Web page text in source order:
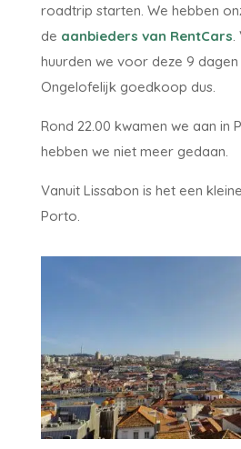
roadtrip starten. We hebben
de aanbieders van RentCars
huurden we voor deze 9 dagen
Ongelofelijk goedkoop dus.
Rond 22.00 kwamen we aan in
hebben we niet meer gedaan.
Vanuit Lissabon is het een
Porto.